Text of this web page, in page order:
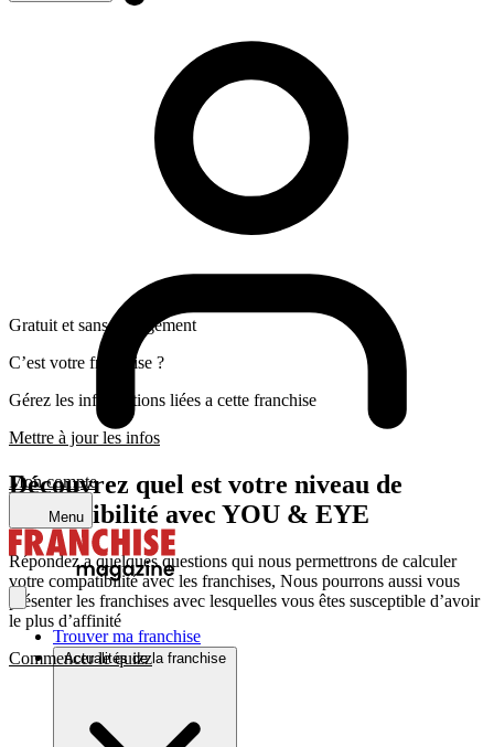
Mon compte
Menu
Trouver ma franchise
Actualités de la franchise
Gratuit et sans engagement
C’est votre franchise ?
Gérez les informations liées a cette franchise
Mettre à jour les infos
Découvrez quel est votre niveau de
compatibilité avec YOU & EYE
Répondez a quelques questions qui nous permettrons de calculer
votre compatibilité avec les franchises, Nous pourrons aussi vous
présenter les franchises avec lesquelles vous êtes susceptible d’avoir
le plus d’affinité
Commencer le quizz